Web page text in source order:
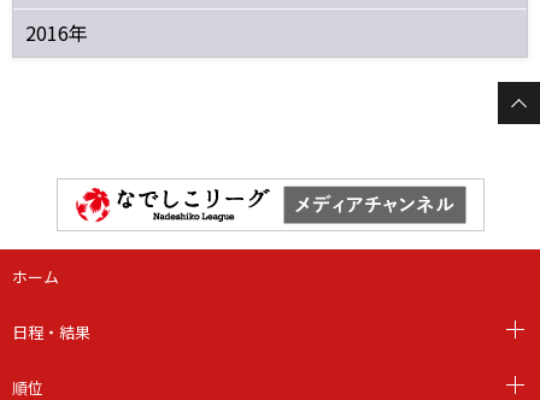
2016年
ホーム
日程・結果
順位